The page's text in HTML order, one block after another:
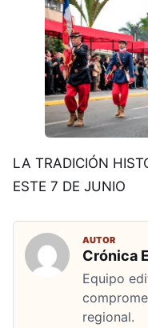
LA TRADICIÓN
ESTE 7 DE JUNIO
AUTOR
Crónica
Equipo
regional.